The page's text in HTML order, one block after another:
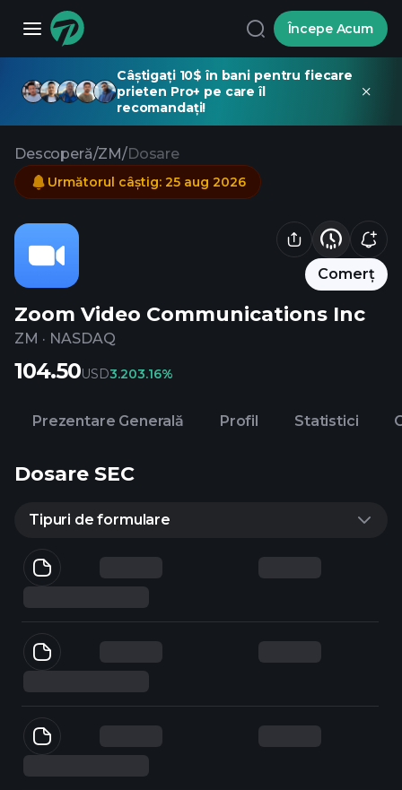
Începe Acum
Câștigați 10$ în bani pentru fiecare
prieten Pro+ pe care îl
recomandați!
Descoperă/ZM/Dosare
Comerț
Zoom Video Communications Inc
ZM · NASDAQ
Următorul câștig: 25 aug 2026
104.50USD3.203.16%
Prezentare Generală Profil Statistici
Dosare SEC
Tipuri de formulare